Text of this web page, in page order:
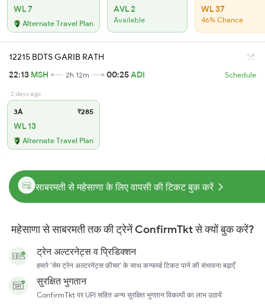
WL 7
Alternate Travel Plan
AVL 2
Available
WL 37
46% Chance
12215 BDTS GARIB RATH
22:13 MSH 2h 12m 00:25ADI Schedule
2 days ago
3A ₹285
WL 13
Alternate Travel Plan
साबरमती से महेसाणा के लिए वापसी की टिकट बुक करें
महेसाणा से साबरमती तक की ट्रेनें ConfirmTkt से क्यों बुक करें?
ट्रेन अल्टरनेट्स व प्रिडिक्शन
हमारे 'सेम ट्रेन अल्टरनेट्स फ़ीचर' के साथ कन्फर्म्ड टिकट पाने की संभावना बढ़ाएँ
सुरक्षित भुगतान
ConfirmTkt पर UPI सहित अन्य सुरक्षित भुगतान विकल्पों का लाभ उठायें